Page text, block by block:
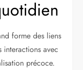
forme des liens
avec
précoce.